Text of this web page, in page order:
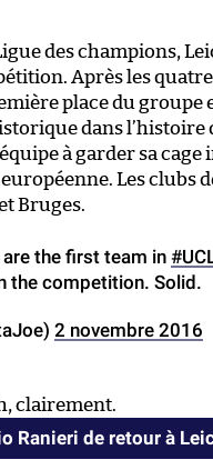
des champions,
Après les
place du groupe
dans l’histoire
à garder sa
Les clubs
Bruges.
the first team in
the competition. Solid.
2 novembre 2016
clairement.
Ranieri de retour à